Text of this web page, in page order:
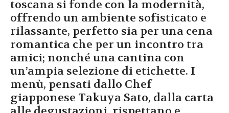
toscana si fonde con la modernità,
offrendo un ambiente sofisticato e
rilassante, perfetto sia per una cena
romantica che per un incontro tra
amici; nonché una cantina con
un’ampia selezione di etichette. I
menù, pensati dallo Chef
giapponese Takuya Sato, dalla carta